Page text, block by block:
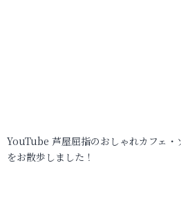
YouTube 芦屋屈指のおしゃれカフェ
をお散歩しました！